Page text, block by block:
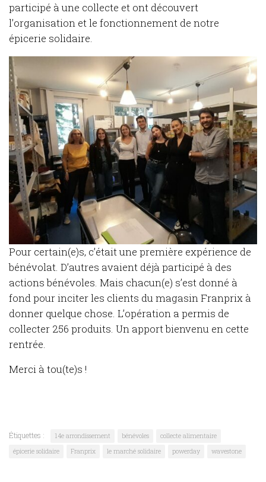
participé à une collecte et ont découvert
l’organisation et le fonctionnement de notre
épicerie solidaire.
Pour certain(e)s, c’était une première expérience de
bénévolat. D’autres avaient déjà participé à des
actions bénévoles. Mais chacun(e) s’est donné à
fond pour inciter les clients du magasin Franprix à
donner quelque chose. L’opération a permis de
collecter 256 produits. Un apport bienvenu en cette
rentrée.
Merci à tou(te)s !
Étiquettes : 14e arrondissement bénévoles
collecte alimentaire
épicerie solidaire
Franprix le marché solidaire powerday wavestone